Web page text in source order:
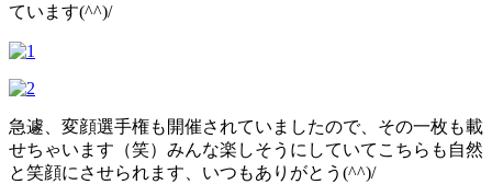
ています(^^)/
急遽、変顔選手権も開催されていましたので、その一枚も載
せちゃいます（笑）みんな楽しそうにしていてこちらも自然
と笑顔にさせられます、いつもありがとう(^^)/